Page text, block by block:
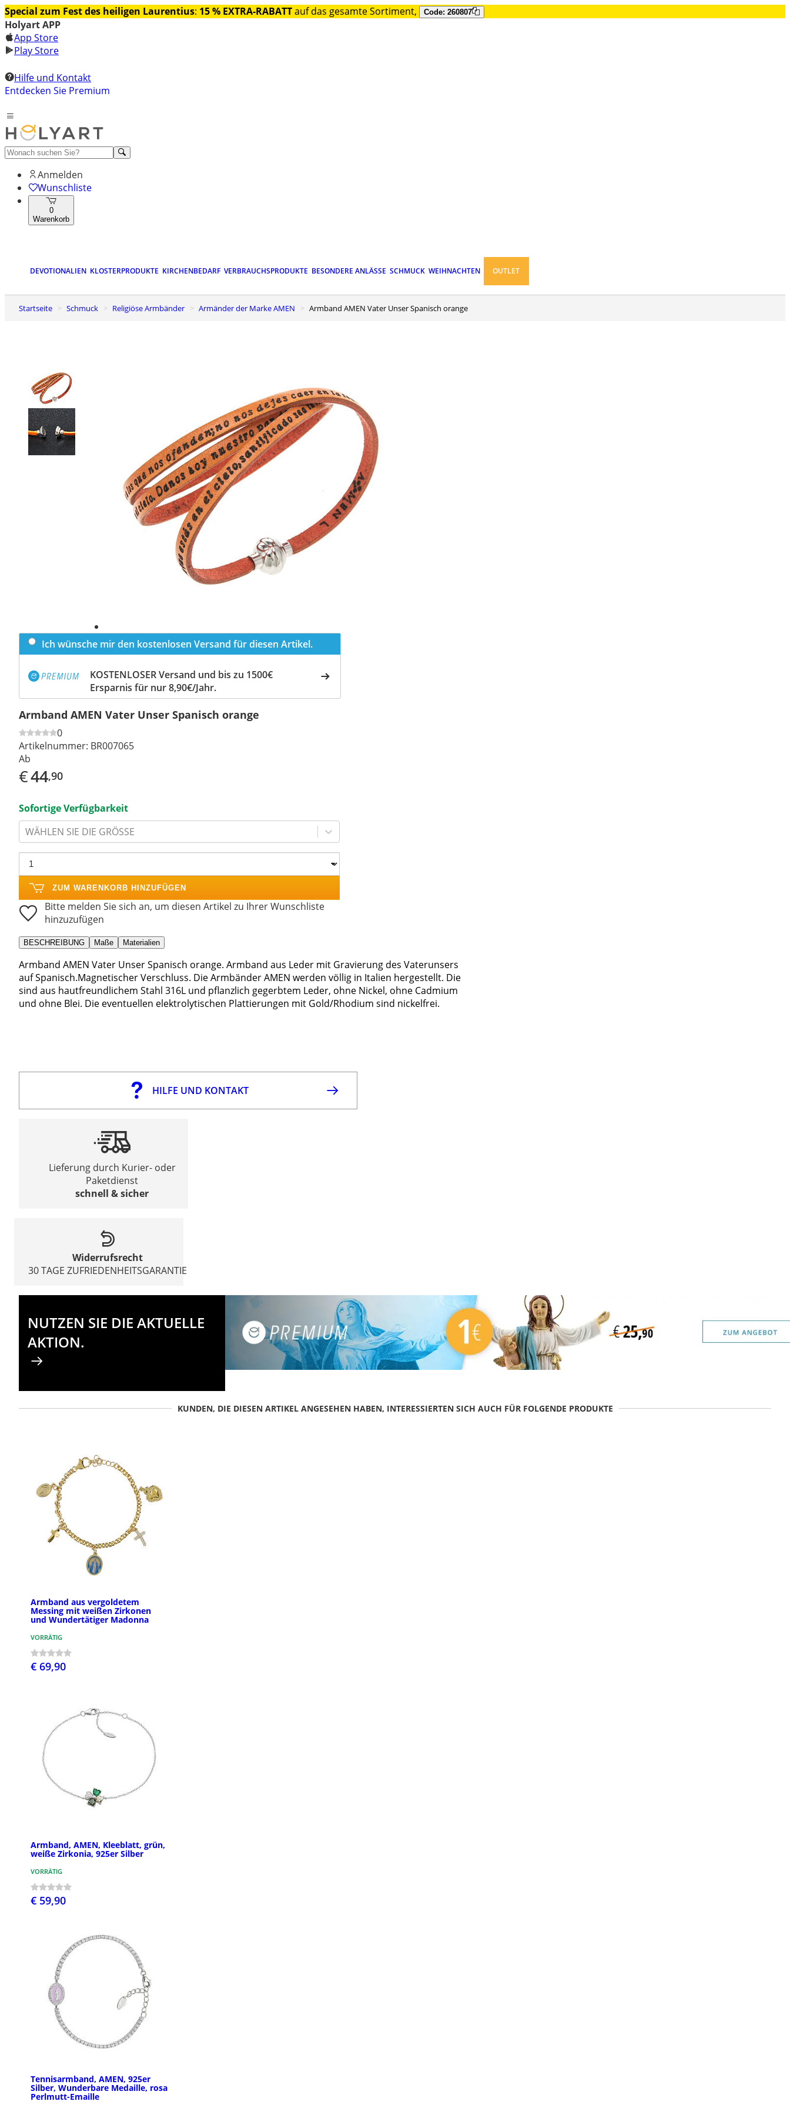
Special zum Fest des heiligen Laurentius: 15 % EXTRA-RABATTauf das gesamte Sortiment, Code: 260807
Holyart APP
App Store
Play Store
Hilfe und Kontakt
Entdecken Sie Premium
Anmelden
Wunschliste
0
Warenkorb
DEVOTIONALIEN KLOSTERPRODUKTE KIRCHENBEDARF VERBRAUCHSPRODUKTE BESONDERE ANLÄSSE SCHMUCK WEIHNACHTEN OUTLET
Startseite Schmuck Religiöse Armbänder Armänder der Marke AMEN Armband AMEN Vater Unser Spanisch orange
Ich wünsche mir den kostenlosen Versand für diesen Artikel.
KOSTENLOSER Versand und bis zu 1500€
Ersparnis für nur 8,90€/Jahr.
Armband AMEN Vater Unser Spanisch orange
0
Artikelnummer: BR007065
Ab
€44,90
Sofortige Verfügbarkeit
WÄHLEN SIE DIE GRÖSSE
ZUM WARENKORB HINZUFÜGEN
Bitte melden Sie sich an, um diesen Artikel zu Ihrer Wunschliste
hinzuzufügen
BESCHREIBUNG Maße Materialien
Armband AMEN Vater Unser Spanisch orange. Armband aus Leder mit Gravierung des Vaterunsers
auf Spanisch.Magnetischer Verschluss. Die Armbänder AMEN werden völlig in Italien hergestellt. Die
sind aus hautfreundlichem Stahl 316L und pflanzlich gegerbtem Leder, ohne Nickel, ohne Cadmium
und ohne Blei. Die eventuellen elektrolytischen Plattierungen mit Gold/Rhodium sind nickelfrei.
HILFE UND KONTAKT
Lieferung durch Kurier- oder
Paketdienst
schnell & sicher
Widerrufsrecht
30 TAGE ZUFRIEDENHEITSGARANTIE
NUTZEN SIE DIE AKTUELLE
AKTION.
KUNDEN, DIE DIESEN ARTIKEL ANGESEHEN HABEN, INTERESSIERTEN SICH AUCH FÜR FOLGENDE PRODUKTE
Armband aus vergoldetem
Messing mit weißen Zirkonen
und Wundertätiger Madonna
VORRÄTIG
€ 69,90
Armband, AMEN, Kleeblatt, grün,
weiße Zirkonia, 925er Silber
VORRÄTIG
€ 59,90
Tennisarmband, AMEN, 925er
Silber, Wunderbare Medaille, rosa
Perlmutt-Emaille